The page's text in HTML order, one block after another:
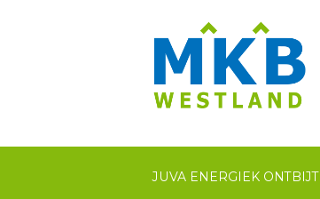
JUVA ENERGIEK ONTBIJT